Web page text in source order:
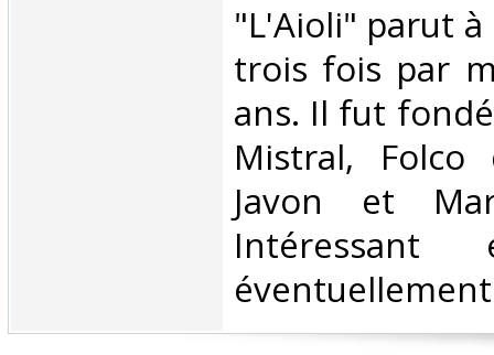
‎"L'Aioli" parut
trois fois par
ans. Il fut
Mistral, Folco
Javon et
Intéressant